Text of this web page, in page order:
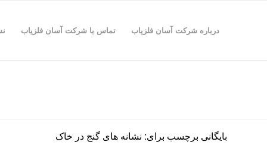
درباره شرکت آسان فلزیاب تماس با شرکت آسان فلزیاب
بایگانی برچسب برای: نشانه های گنج در خاک